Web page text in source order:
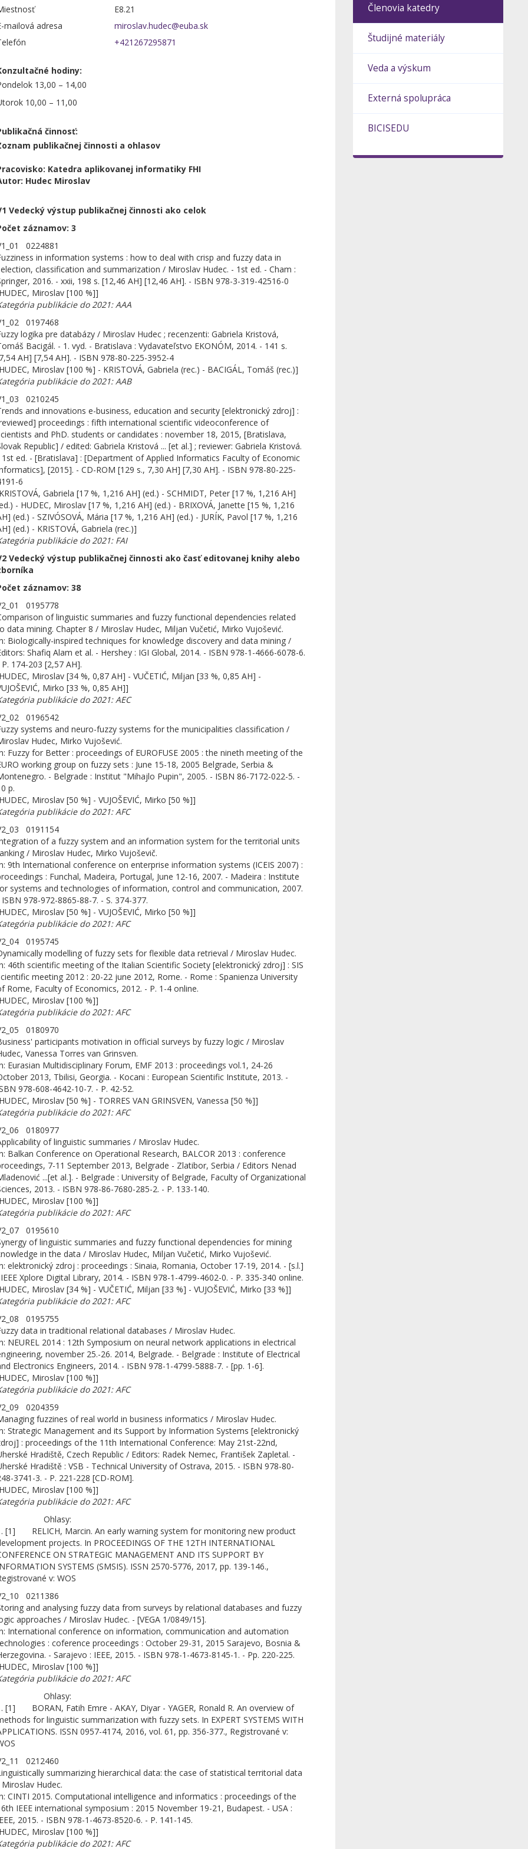
E8.21
mailová adresa
+421267295871
hodiny:
13,00 – 14,00
10,00 – 11,00
činnosť:
publikačnej činnosti a ohlasov
Katedra aplikovanej informatiky FHI
Hudec Miroslav
Vedecký výstup publikačnej činnosti ako celok
záznamov: 3
0224881
in information systems : how to deal with crisp and fuzzy data in
classification and summarization / Miroslav Hudec. - 1st ed. - Cham :
2016. - xxii, 198 s. [12,46 AH] [12,46 AH]. - ISBN 978-3-319-42516-0
Miroslav [100 %]]
publikácie do 2021: AAA
0197468
logika pre databázy / Miroslav Hudec ; recenzenti: Gabriela Kristová,
Bacigál. - 1. vyd. - Bratislava : Vydavateľstvo EKONÓM, 2014. - 141 s.
AH] [7,54 AH]. - ISBN 978-80-225-3952-4
Miroslav [100 %] - KRISTOVÁ, Gabriela (rec.) - BACIGÁL, Tomáš (rec.)]
publikácie do 2021: AAB
0210245
and innovations e-business, education and security [elektronický zdroj] :
proceedings : fifth international scientific videoconference of
and PhD. students or candidates : november 18, 2015, [Bratislava,
Republic] / edited: Gabriela Kristová ... [et al.] ; reviewer: Gabriela Kristová.
ed. - [Bratislava] : [Department of Applied Informatics Faculty of Economic
[2015]. - CD-ROM [129 s., 7,30 AH] [7,30 AH]. - ISBN 978-80-225-
6
Gabriela [17 %, 1,216 AH] (ed.) - SCHMIDT, Peter [17 %, 1,216 AH]
- HUDEC, Miroslav [17 %, 1,216 AH] (ed.) - BRIXOVÁ, Janette [15 %, 1,216
(ed.) - SZIVÓSOVÁ, Mária [17 %, 1,216 AH] (ed.) - JURÍK, Pavol [17 %, 1,216
(ed.) - KRISTOVÁ, Gabriela (rec.)]
publikácie do 2021: FAI
Vedecký výstup publikačnej činnosti ako časť editovanej knihy alebo
záznamov: 38
0195778
of linguistic summaries and fuzzy functional dependencies related
data mining. Chapter 8 / Miroslav Hudec, Miljan Vučetić, Mirko Vujošević.
Biologically-inspired techniques for knowledge discovery and data mining /
Shafiq Alam et al. - Hershey : IGI Global, 2014. - ISBN 978-1-4666-6078-6.
174-203 [2,57 AH].
Miroslav [34 %, 0,87 AH] - VUČETIĆ, Miljan [33 %, 0,85 AH] -
Mirko [33 %, 0,85 AH]]
publikácie do 2021: AEC
0196542
systems and neuro-fuzzy systems for the municipalities classification /
Hudec, Mirko Vujošević.
Fuzzy for Better : proceedings of EUROFUSE 2005 : the nineth meeting of the
working group on fuzzy sets : June 15-18, 2005 Belgrade, Serbia &
- Belgrade : Institut "Mihajlo Pupin", 2005. - ISBN 86-7172-022-5. -
p.
Miroslav [50 %] - VUJOŠEVIĆ, Mirko [50 %]]
publikácie do 2021: AFC
0191154
of a fuzzy system and an information system for the territorial units
/ Miroslav Hudec, Mirko Vujoševič.
9th International conference on enterprise information systems (ICEIS 2007) :
: Funchal, Madeira, Portugal, June 12-16, 2007. - Madeira : Institute
systems and technologies of information, control and communication, 2007.
978-972-8865-88-7. - S. 374-377.
Miroslav [50 %] - VUJOŠEVIĆ, Mirko [50 %]]
publikácie do 2021: AFC
0195745
modelling of fuzzy sets for flexible data retrieval / Miroslav Hudec.
46th scientific meeting of the Italian Scientific Society [elektronický zdroj] : SIS
meeting 2012 : 20-22 june 2012, Rome. - Rome : Spanienza University
Rome, Faculty of Economics, 2012. - P. 1-4 online.
Miroslav [100 %]]
publikácie do 2021: AFC
0180970
participants motivation in official surveys by fuzzy logic / Miroslav
Vanessa Torres van Grinsven.
Eurasian Multidisciplinary Forum, EMF 2013 : proceedings vol.1, 24-26
2013, Tbilisi, Georgia. - Kocani : European Scientific Institute, 2013. -
978-608-4642-10-7. - P. 42-52.
Miroslav [50 %] - TORRES VAN GRINSVEN, Vanessa [50 %]]
publikácie do 2021: AFC
0180977
of linguistic summaries / Miroslav Hudec.
Balkan Conference on Operational Research, BALCOR 2013 : conference
7-11 September 2013, Belgrade - Zlatibor, Serbia / Editors Nenad
...[et al.]. - Belgrade : University of Belgrade, Faculty of Organizational
2013. - ISBN 978-86-7680-285-2. - P. 133-140.
Miroslav [100 %]]
publikácie do 2021: AFC
0195610
of linguistic summaries and fuzzy functional dependencies for mining
in the data / Miroslav Hudec, Miljan Vučetić, Mirko Vujošević.
elektronický zdroj : proceedings : Sinaia, Romania, October 17-19, 2014. - [s.l.]
Xplore Digital Library, 2014. - ISBN 978-1-4799-4602-0. - P. 335-340 online.
Miroslav [34 %] - VUČETIĆ, Miljan [33 %] - VUJOŠEVIĆ, Mirko [33 %]]
publikácie do 2021: AFC
0195755
data in traditional relational databases / Miroslav Hudec.
NEUREL 2014 : 12th Symposium on neural network applications in electrical
november 25.-26. 2014, Belgrade. - Belgrade : Institute of Electrical
Electronics Engineers, 2014. - ISBN 978-1-4799-5888-7. - [pp. 1-6].
Miroslav [100 %]]
publikácie do 2021: AFC
0204359
fuzzines of real world in business informatics / Miroslav Hudec.
Strategic Management and its Support by Information Systems [elektronický
: proceedings of the 11th International Conference: May 21st-22nd,
Hradiště, Czech Republic / Editors: Radek Nemec, František Zapletal. -
Hradiště : VSB - Technical University of Ostrava, 2015. - ISBN 978-80-
3741-3. - P. 221-228 [CD-ROM].
Miroslav [100 %]]
publikácie do 2021: AFC
[1] RELICH, Marcin. An early warning system for monitoring new product
projects. In PROCEEDINGS OF THE 12TH INTERNATIONAL
ON STRATEGIC MANAGEMENT AND ITS SUPPORT BY
SYSTEMS (SMSIS). ISSN 2570-5776, 2017, pp. 139-146.,
v: WOS
0211386
and analysing fuzzy data from surveys by relational databases and fuzzy
approaches / Miroslav Hudec. - [VEGA 1/0849/15].
International conference on information, communication and automation
: coference proceedings : October 29-31, 2015 Sarajevo, Bosnia &
- Sarajevo : IEEE, 2015. - ISBN 978-1-4673-8145-1. - Pp. 220-225.
Miroslav [100 %]]
publikácie do 2021: AFC
[1] BORAN, Fatih Emre - AKAY, Diyar - YAGER, Ronald R. An overview of
for linguistic summarization with fuzzy sets. In EXPERT SYSTEMS WITH
ISSN 0957-4174, 2016, vol. 61, pp. 356-377., Registrované v:
0212460
summarizing hierarchical data: the case of statistical territorial data
Hudec.
CINTI 2015. Computational intelligence and informatics : proceedings of the
IEEE international symposium : 2015 November 19-21, Budapest. - USA :
2015. - ISBN 978-1-4673-8520-6. - P. 141-145.
Miroslav [100 %]]
publikácie do 2021: AFC
Členovia katedry
Študijné materiály
Veda a výskum
Externá spolupráca
BICISEDU